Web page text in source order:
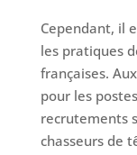
Cependant, il
les pratiques
françaises.
pour les
recrutements
chasseurs de